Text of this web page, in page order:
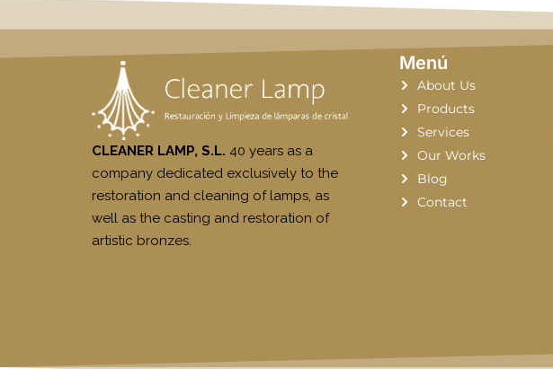
CLEANER LAMP, S.L. 40 years as a
company dedicated exclusively to the
restoration and cleaning of lamps, as
well as the casting and restoration of
artistic bronzes.
Menú
About Us
Products
Services
Our Works
Blog
Contact